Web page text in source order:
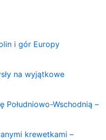
i gór Europy
na wyjątkowe
Południowo-Wschodnią –
krewetkami –